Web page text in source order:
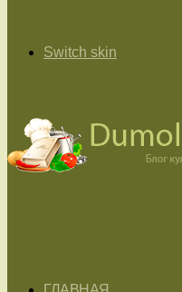
Switch skin